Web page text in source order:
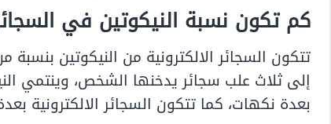
كم تكون نسبة النيكوتين في السجائر
إلى ثلاث علب سجائر يدخنها الشخص، وينتمي
بعدة نكهات، كما تتكون السجائر الالكترونية